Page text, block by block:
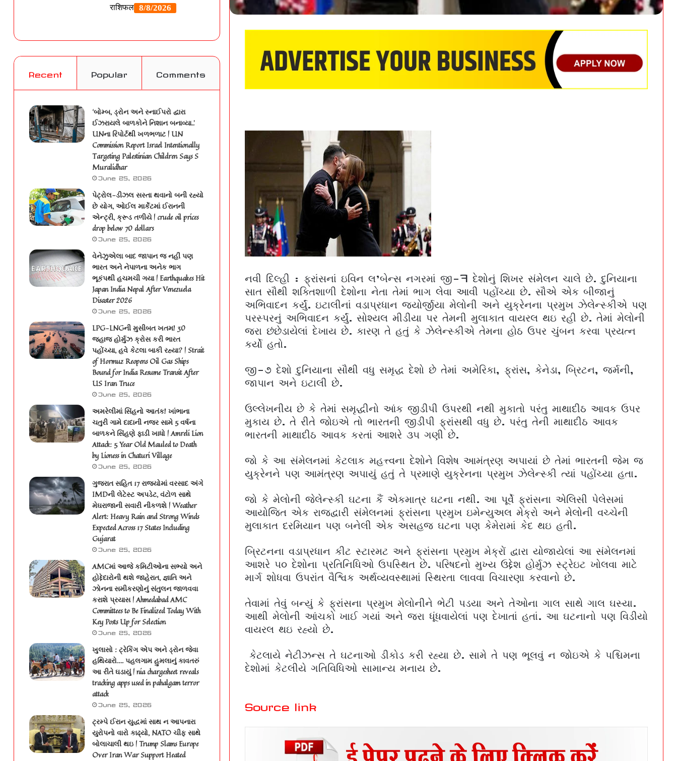
નવી દિલ્હી : ફ્રાંસનાં ઇવિન લ’બેન્સ નગરમાં જી-7 દેશોનું શિખર સંમેલન ચાલે છે. દુનિયાના
સાત સૌથી શક્તિશાળી દેશોના નેતા તેમાં ભાગ લેવા આવી પહોંચ્યા છે. સૌએ એક બીજાનું
અભિવાદન કર્યું. ઇટાલીનાં વડાપ્રધાન જ્યોર્જીયા મેલોની અને યુક્રેનના પ્રમુખ ઝેલેન્સ્કીએ પણ
પરસ્પરનું અભિવાદન કર્યું. સોશ્યલ મીડીયા પર તેમની મુલાકાત વાયરલ થઇ રહી છે. તેમાં મેલોની
જરા છંછેડાયેલાં દેખાય છે. કારણ તે હતું કે ઝેલેન્સ્કીએ તેમના હોઠ ઉપર ચુંબન કરવા પ્રયત્ન
કર્યો હતો.
જી-૭ દેશો દુનિયાના સૌથી વધુ સમૃદ્ધ દેશો છે તેમાં અમેરિકા, ફ્રાંસ, કેનેડા, બ્રિટન, જર્મની,
જાપાન અને ઇટાલી છે.
ઉલ્લેખનીય છે કે તેમાં સમૃદ્ધીનો આંક જીડીપી ઉપરથી નથી મુકાતો પરંતુ માથાદીઠ આવક ઉપર
મુકાય છે. તે રીતે જોઇએ તો ભારતની જીડીપી ફ્રાંસથી વધુ છે. પરંતુ તેની માથાદીઠ આવક
ભારતની માથાદીઠ આવક કરતાં આશરે ૩૫ ગણી છે.
જો કે આ સંમેલનમાં કેટલાક મહત્ત્વના દેશોને વિશેષ આમંત્રણ અપાયાં છે તેમાં ભારતની જેમ જ
યુક્રેનને પણ આમંત્રણ અપાયું હતું તે પ્રમાણે યુક્રેનના પ્રમુખ ઝેલેન્સ્કી ત્યાં પહોંચ્યા હતા.
જો કે મેલોની જેલેન્સ્કી ઘટના કૈં એકમાત્ર ઘટના નથી. આ પૂર્વે ફ્રાંસના એલિસી પેલેસમાં
આયોજિત એક રાજદ્વારી સંમેલનમાં ફ્રાંસના પ્રમુખ ઇમેન્યુઅલ મેક્રો અને મેલોની વચ્ચેની
મુલાકાત દરમિયાન પણ બનેલી એક અસહજ ઘટના પણ કેમેરામાં કેદ થઇ હતી.
બ્રિટનના વડાપ્રધાન કીટ સ્ટારમટ અને ફ્રાંસના પ્રમુખ મેક્રોં દ્વારા યોજાયેલાં આ સંમેલનમાં
આશરે ૫૦ દેશોના પ્રતિનિધિઓ ઉપસ્થિત છે. પરિષદનો મુખ્ય ઉદ્દેશ હોર્મુઝ સ્ટ્રેઇટ ખોલવા માટે
માર્ગ શોધવા ઉપરાંત વૈશ્વિક અર્થવ્યવસ્થામાં સ્થિરતા લાવવા વિચારણા કરવાનો છે.
તેવામાં તેવું બન્યું કે ફ્રાંસના પ્રમુખ મેલોનીને ભેટી પડયા અને તેઓના ગાલ સાથે ગાલ ઘસ્યા.
આથી મેલોની આંચકો ખાઈ ગયાં અને જરા ધૂંધવાયેલાં પણ દેખાતાં હતાં. આ ઘટનાનો પણ વિડીયો
વાયરલ થઇ રહ્યો છે.
કેટલાયે નેટીઝન્સ તે ઘટનાઓ ડીકોડ કરી રહ્યા છે. સામે તે પણ ભૂલવું ન જોઇએ કે પશ્ચિમના
દેશોમાં કેટલીયે ગતિવિધિઓ સામાન્ય મનાય છે.
Source link
આઇએઇએની સ્પષ્ટ વાત | Iran must have nuclear
sites inspected: IAEA makes it clear
ઓઇલ ટેન્કરોએ શરૂ કર્યો નવો ખેલ | strait of
hormuz opens oil tanker rates double global
Recent Popular Comments
‘બોમ્બ, ડ્રોન અને સ્નાઈપરો દ્વારા
ઈઝરાયલે બાળકોને નિશાન બનાવ્યા..’
UNના રિપોર્ટથી ખળભળાટ | UN
Commission Report Israel Intentionally
Targeting Palestinian Children Says S
Muralidhar
June 25, 2026
પેટ્રોલ-ડીઝલ સસ્તા થવાનો બની રહ્યો
છે યોગ, ઓઈલ માર્કેટમાં ઈરાનની
એન્ટ્રી, ક્રૂડ તળીયે | crude oil prices
drop below 70 dollars
June 25, 2026
વેનેઝુએલા બાદ જાપાન જ નહીં પણ
ભારત અને નેપાળના અનેક ભાગ
ભૂકંપથી હચમચી ગયા | Earthquakes Hit
Japan India Nepal After Venezuela
Disaster 2026
June 25, 2026
LPG-LNGની મુસીબત ખતમ! 30
જહાજ હોર્મુઝ ક્રોસ કરી ભારત
પહોંચ્યા, હવે કેટલા બાકી રહ્યા? | Strait
of Hormuz Reopens Oil Gas Ships
Bound for India Resume Transit After
US Iran Truce
June 25, 2026
અમરેલીમાં સિંહનો આતંક! ખાંભાના
ચતુરી ગામે દાદાની નજર સામે 5 વર્ષના
બાળકને સિંહણે ફાડી ખાધો | Amreli Lion
Attack: 5 Year Old Mauled to Death
by Lioness in Chaturi Village
June 25, 2026
ગુજરાત સહિત 17 રાજ્યોમાં વરસાદ અંગે
IMDની લેટેસ્ટ અપડેટ, વંટોળ સાથે
મેઘરાજાની સવારી નીકળશે | Weather
Alert: Heavy Rain and Strong Winds
Expected Across 17 States Including
Gujarat
June 25, 2026
AMCમાં આજે કમિટીઓના સભ્યો અને
હોદ્દેદારોની થશે જાહેરાત, જ્ઞાતિ અને
ઝોનના સમીકરણોનું સંતુલન જાળવવા
કરાશે પ્રયાસ | Ahmedabad AMC
Committees to Be Finalized Today With
Key Posts Up for Selection
June 25, 2026
ખુલાસો : ટ્રેકિંગ એપ અને ડ્રોન જેવા
હથિયારો…. પહલગામ હુમલાનું કાવતરું
આ રીતે ઘડાયું | nia chargesheet reveals
tracking apps used in pahalgam terror
attack
June 25, 2026
ટ્રમ્પે ઈરાન યુદ્ધમાં સાથ ન આપનારા
યુરોપનો વારો કાઢ્યો, NATO ચીફ સાથે
બોલાચાલી થઇ | Trump Slams Europe
Over Iran War Support Heated